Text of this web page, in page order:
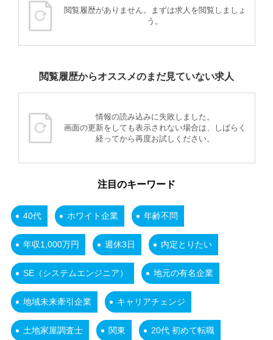
閲覧履歴がありません。まずは求人を閲覧しましょ
う。
閲覧履歴からオススメのまだ見ていない求人
情報の読み込みに失敗しました。
画面の更新をしても表示されない場合は、しばらく
経ってから再度お試しください。
注目のキーワード
40代 ホワイト企業 年齢不問
年収1,000万円 週休3日 内定とりたい
SE（システムエンジニア） 地元の有名企業
地域未来牽引企業 キャリアチェンジ
土地家屋調査士 関東 20代 初めて転職